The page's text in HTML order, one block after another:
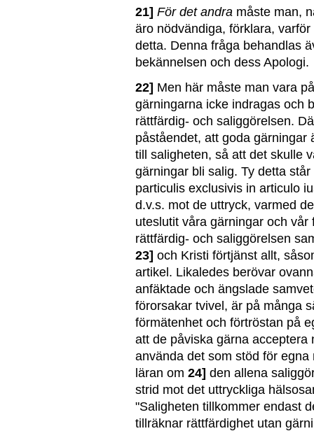
21] För det andra måste man,
äro nödvändiga, förklara,
detta. Denna fråga behandlas
bekännelsen och dess Apologi.
22] Men här måste man vara
gärningarna icke indragas och
rättfärdig- och saliggörelsen.
påståendet, att goda gärningar
till saligheten, så att det skulle
gärningar bli salig. Ty detta
particulis exclusivis in articulo
d.v.s. mot de uttryck, varmed
uteslutit våra gärningar och vår
rättfärdig- och saliggörelsen
23] och Kristi förtjänst allt,
artikel. Likaledes berövar
anfäktade och ängslade
förorsakar tvivel, är på många
förmätenhet och förtröstan på
att de påviska gärna acceptera
använda det som stöd för
läran om 24] den allena
strid mot det uttryckliga
"Saligheten tillkommer endast
tillräknar rättfärdighet utan